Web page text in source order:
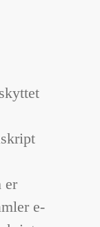
er
e-